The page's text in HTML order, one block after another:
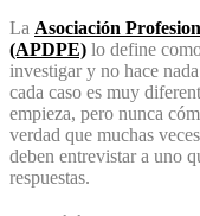
La Asociación
(APDPE) lo define
investigar y no hace
cada caso es muy
empieza, pero nunca
verdad que muchas
deben entrevistar a uno
respuestas.